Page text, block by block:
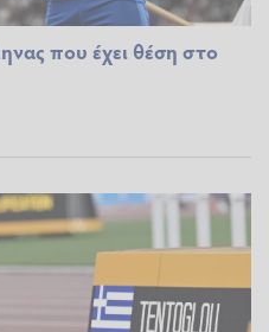
που έχει θέση στο